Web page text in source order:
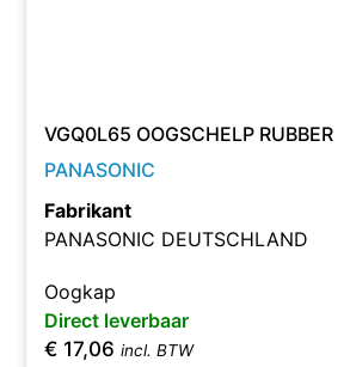
VGQ0L65 OOGSCHELP RUBBER
PANASONIC
Fabrikant
PANASONIC DEUTSCHLAND
Oogkap
Direct leverbaar
€ 17,06 incl. BTW